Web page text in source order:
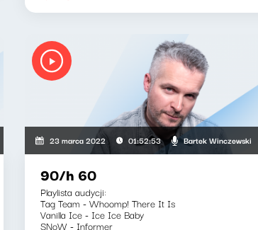
23 marca 2022 01:52:53 Bartek Winczewski
90/h 60
Playlista audycji:
Tag Team - Whoomp! There It Is
Vanilla Ice - Ice Ice Baby
SNoW - Informer